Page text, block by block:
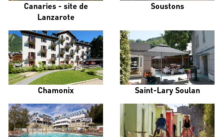
Canaries - site de
Lanzarote
Soustons
Chamonix Saint-Lary Soulan